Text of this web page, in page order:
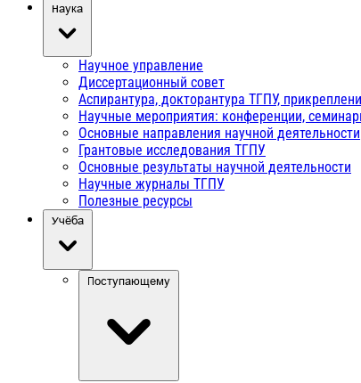
Наука
Научное управление
Диссертационный совет
Аспирантура, докторантура ТГПУ,
Научные мероприятия: конференции,
Основные направления научной деятельности
Грантовые исследования ТГПУ
Основные результаты научной деятельности
Научные журналы ТГПУ
Полезные ресурсы
Учёба
Поступающему